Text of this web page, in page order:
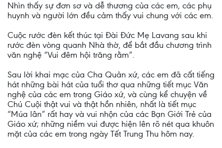
Nhìn thấy sự đơn sơ và dễ thương của các em, các phụ
huynh và người lớn đều cảm thấy vui chung với các em.
Cuộc rước đèn kết thúc tại Đài Đức Mẹ Lavang sau khi
rước đèn vòng quanh Nhà thờ, để bắt đầu chương trình
văn nghệ “Vui đêm hội trăng rằm”.
Sau lời khai mạc của Cha Quản xứ, các em đã cất tiếng
hát những bài hát của tuổi thơ qua những tiết mục Văn
nghệ của các em trong Giáo xứ, và cùng kể chuyện về
Chú Cuội thật vui và thật hồn nhiên, nhất là tiết mục
“Múa lân” rất hay và vui nhộn của các Bạn Giới Trẻ của
Giáo xứ; những niềm vui được hiện lên rõ nét qua khuôn
mặt của các em trong ngày Tết Trung Thu hôm nay.